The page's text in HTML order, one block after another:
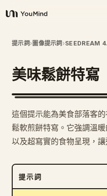
YouMind
概覽
使用案例
提示詞
定價
提示詞› 圖像提示詞 ›SEEDREAM
美味鬆餅特寫
這個提示能為美食部落客
鬆軟煎餅特寫。它強調溫
以及超寫實的食物呈現，
提示詞